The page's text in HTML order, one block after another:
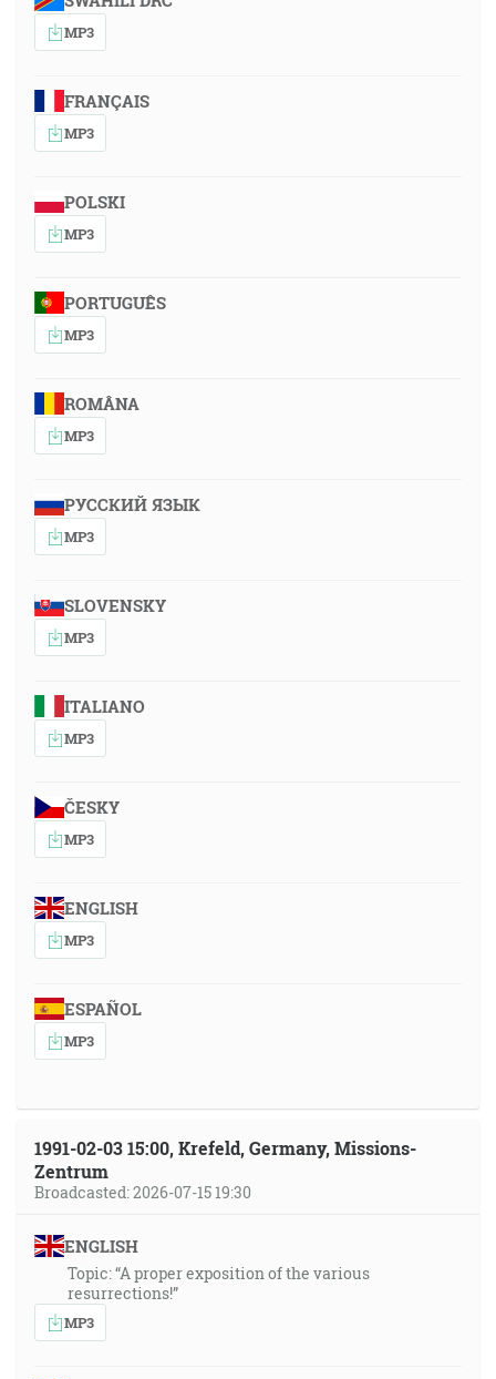
MP3
FRANÇAIS
MP3
POLSKI
MP3
PORTUGUÊS
MP3
ROMÂNA
MP3
РУССКИЙ ЯЗЫК
MP3
SLOVENSKY
MP3
ITALIANO
MP3
ČESKY
MP3
ENGLISH
MP3
ESPAÑOL
MP3
1991-02-03 15:00, Krefeld, Germany, Missions-
Zentrum
Broadcasted: 2026-07-15 19:30
ENGLISH
Topic: “A proper exposition of the various
resurrections!”
MP3